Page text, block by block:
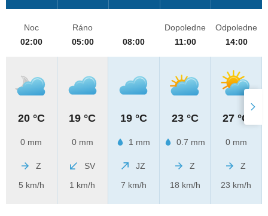
Noc
02:00
20 °C
0 mm
Z
5 km/h
Ráno
05:00
19 °C
0 mm
SV
1 km/h
08:00
19 °C
1 mm
JZ
7 km/h
Dopoledne
11:00
23 °C
0.7 mm
Z
18 km/h
Odpoledne
14:00
27 °C
0 mm
Z
23 km/h